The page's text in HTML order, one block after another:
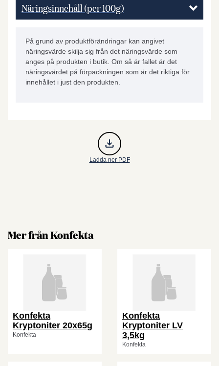
Näringsinnehåll (per 100g)
På grund av produktförändringar kan angivet
näringsvärde skilja sig från det näringsvärde som
anges på produkten i butik. Om så är fallet är det
näringsvärdet på förpackningen som är det riktiga för
innehållet i just den produkten.
Ladda ner PDF
Mer från Konfekta
Konfekta
Kryptoniter 20x65g
Konfekta
Konfekta
Kryptoniter LV
3,5kg
Konfekta